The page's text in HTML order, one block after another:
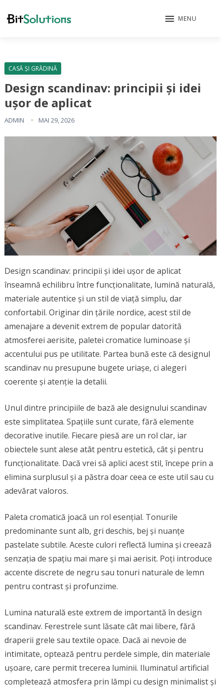
MENU
CASĂ ȘI GRĂDINĂ
Design scandinav: principii și idei
ușor de aplicat
ADMIN MAI 29, 2026
Design scandinav: principii și idei ușor de aplicat
înseamnă echilibru între funcționalitate, lumină naturală,
materiale autentice și un stil de viață simplu, dar
confortabil. Originar din țările nordice, acest stil de
amenajare a devenit extrem de popular datorită
atmosferei aerisite, paletei cromatice luminoase și
accentului pus pe utilitate. Partea bună este că designul
scandinav nu presupune bugete uriașe, ci alegeri
coerente și atenție la detalii.
Unul dintre principiile de bază ale designului scandinav
este simplitatea. Spațiile sunt curate, fără elemente
decorative inutile. Fiecare piesă are un rol clar, iar
obiectele sunt alese atât pentru estetică, cât și pentru
funcționalitate. Dacă vrei să aplici acest stil, începe prin a
elimina surplusul și a păstra doar ceea ce este util sau cu
adevărat valoros.
Paleta cromatică joacă un rol esențial. Tonurile
predominante sunt alb, gri deschis, bej și nuanțe
pastelate subtile. Aceste culori reflectă lumina și creează
senzația de spațiu mai mare și mai aerisit. Poți introduce
accente discrete de negru sau tonuri naturale de lemn
pentru contrast și profunzime.
Lumina naturală este extrem de importantă în design
scandinav. Ferestrele sunt lăsate cât mai libere, fără
draperii grele sau textile opace. Dacă ai nevoie de
intimitate, optează pentru perdele simple, din materiale
ușoare, care permit trecerea luminii. Iluminatul artificial
completează atmosfera prin lămpi cu design minimalist și